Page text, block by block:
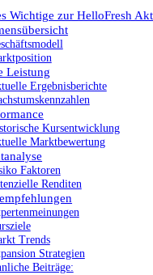
Wichtige zur HelloFresh
Leistung
Ergebnisberichte
Kursentwicklung
Marktbewertung
Faktoren
Renditen
Trends
Strategien
Beiträge: